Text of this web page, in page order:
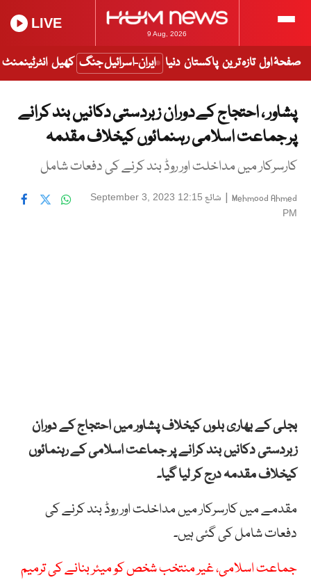
9 Aug, 2026
LIVE
صفحۂ اول تازہ ترین پاکستان دنیا ایران-اسرائیل جنگ کھیل انٹرٹینمنٹ
پشاور ، احتجاج کے دوران زبردستی دکانیں بند کرانے
پر جماعت اسلامی رہنمائوں کیخلاف مقدمہ
کارسرکار میں مداخلت اور روڈ بند کرنے کی دفعات شامل
Mehmood Ahmed
| شائع September 3, 2023 12:15
PM
بجلی کے بھاری بلوں کیخلاف پشاور میں احتجاج کے دوران
زبردستی دکانیں بند کرانے پر جماعت اسلامی کے رہنمائوں
کیخلاف مقدمہ درج کر لیا گیا۔
مقدمے میں کارسرکار میں مداخلت اور روڈ بند کرنے کی
دفعات شامل کی گئی ہیں۔
جماعت اسلامی، غیر منتخب شخص کو میئر بنانے کی ترمیم